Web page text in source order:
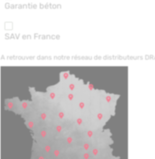
Garantie béton
SAV en France
A retrouver dans notre réseau de distributeurs